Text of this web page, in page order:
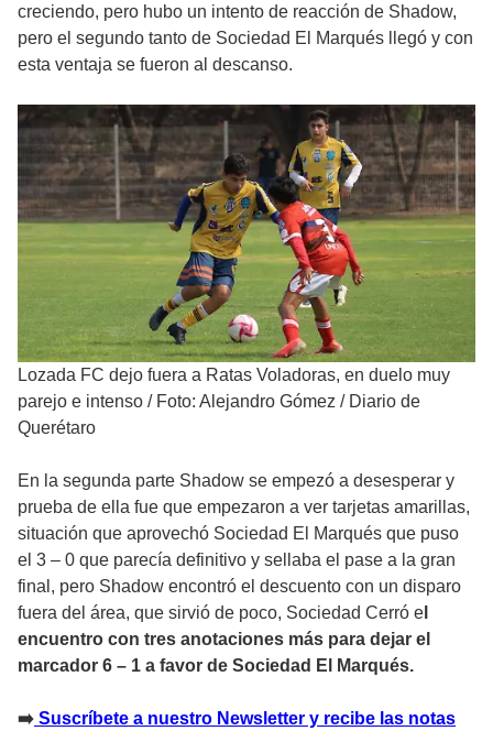
creciendo, pero hubo un intento de reacción de Shadow,
pero el segundo tanto de Sociedad El Marqués llegó y con
esta ventaja se fueron al descanso.
Lozada FC dejo fuera a Ratas Voladoras, en duelo muy
parejo e intenso / Foto: Alejandro Gómez / Diario de
Querétaro
En la segunda parte Shadow se empezó a desesperar y
prueba de ella fue que empezaron a ver tarjetas amarillas,
situación que aprovechó Sociedad El Marqués que puso
el 3 – 0 que parecía definitivo y sellaba el pase a la gran
final, pero Shadow encontró el descuento con un disparo
fuera del área, que sirvió de poco, Sociedad Cerró e
encuentro con tres anotaciones más para dejar el
marcador 6 – 1 a favor de Sociedad El Marqués.
➡️ Suscríbete a nuestro Newsletter y recibe las notas